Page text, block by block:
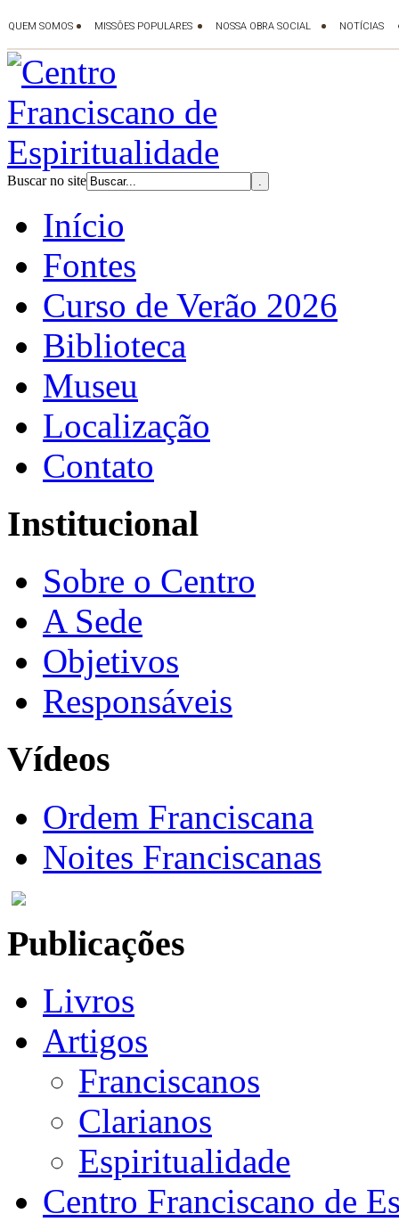
Buscar no site
Início
Fontes
Curso de Verão 2026
Biblioteca
Museu
Localização
Contato
Institucional
Sobre o Centro
A Sede
Objetivos
Responsáveis
Vídeos
Ordem Franciscana
Noites Franciscanas
Publicações
Livros
Artigos
Franciscanos
Clarianos
Espiritualidade
Centro Franciscano de